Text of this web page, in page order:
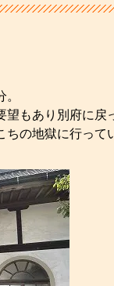
もあり別府に戻
の地獄に行っ